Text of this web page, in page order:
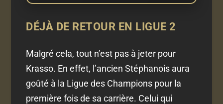
DÉJÀ DE RETOUR EN LIGUE 2
Malgré cela, tout n’est pas à jeter pour
Krasso. En effet, l’ancien Stéphanois aura
goûté à la Ligue des Champions pour la
première fois de sa carrière. Celui qui